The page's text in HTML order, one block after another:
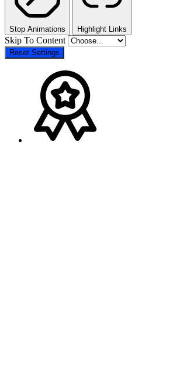
Stop Animations Highlight Links
Skip To Content
Reset Settings